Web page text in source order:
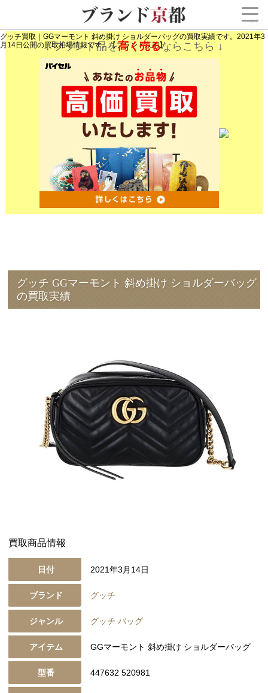
グッチ買取｜GGマーモント 斜め掛け ショルダーバッグの買取実績です。2021年3
月14日公開の買取相場情報です。【ブランド京都】
[PR]
↓ ブランド品を高く売るならこちら ↓
グッチ GGマーモント 斜め掛け ショルダーバッグ
の買取実績
買取商品情報
日付 2021年3月14日
ブランド グッチ
ジャンル グッチ バッグ
アイテム GGマーモント 斜め掛け ショルダーバッグ
型番 447632 520981